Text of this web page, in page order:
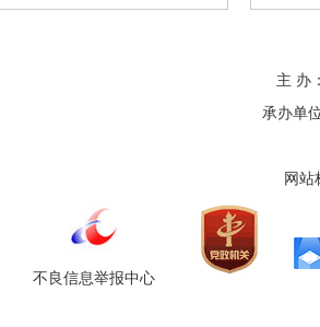
主 办
承办单
网站
不良信息举报中心